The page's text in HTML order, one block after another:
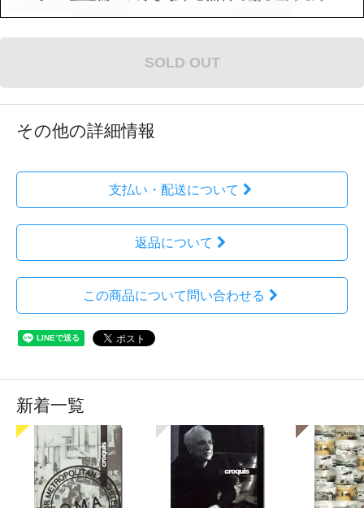
SOLD OUT
その他の詳細情報
支払い・配送について
返品について
この商品について問い合わせる
新着一覧